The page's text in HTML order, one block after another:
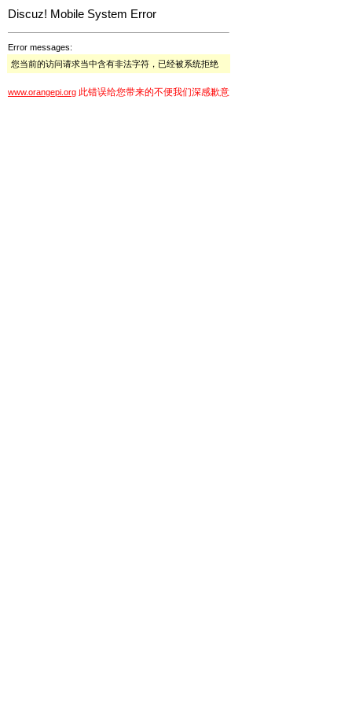
Discuz! Mobile System Error
Error messages:
您当前的访问请求当中含有非法字符，已经被系统拒绝
www.orangepi.org 此错误给您带来的不便我们深感歉意